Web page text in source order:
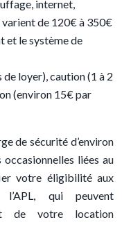
internet,
varient de 120€ à 350€
et le système de
de loyer), caution (1 à 2
(environ 15€ par
de sécurité d’environ
liées au
votre éligibilité aux
qui peuvent
de votre location